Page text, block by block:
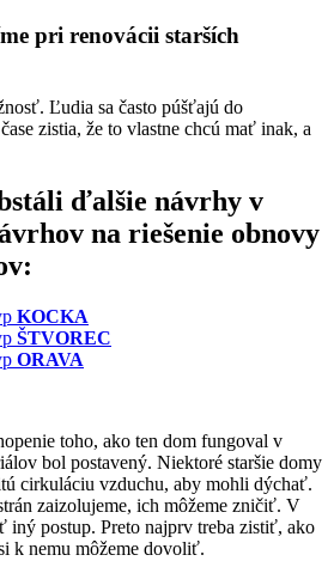
pri renovácii starších
Ľudia sa často púšťajú do
zistia, že to vlastne chcú mať inak, a
ďalšie návrhy v
na riešenie obnovy
KOCKA
ŠTVOREC
ORAVA
toho, ako ten dom fungoval v
bol postavený. Niektoré staršie domy
cirkuláciu vzduchu, aby mohli dýchať.
zaizolujeme, ich môžeme zničiť. V
iný postup. Preto najprv treba zistiť, ako
k nemu môžeme dovoliť.